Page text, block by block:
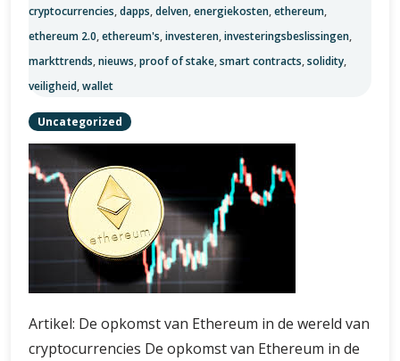
cryptocurrencies,dapps,delven,energiekosten,ethereum,
ethereum 2.0,ethereum's,investeren,investeringsbeslissingen,
markttrends,nieuws,proof of stake,smart contracts,solidity,
veiligheid,wallet
Uncategorized
Artikel: De opkomst van Ethereum in de wereld van
cryptocurrencies De opkomst van Ethereum in de